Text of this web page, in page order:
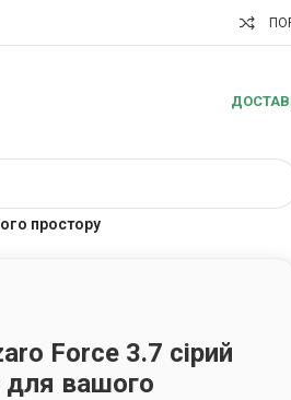
простору
Force 3.7 сірий
для вашого